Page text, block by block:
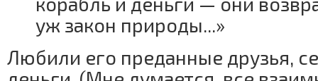
уж закон природы...»
Любили его преданные друзья,